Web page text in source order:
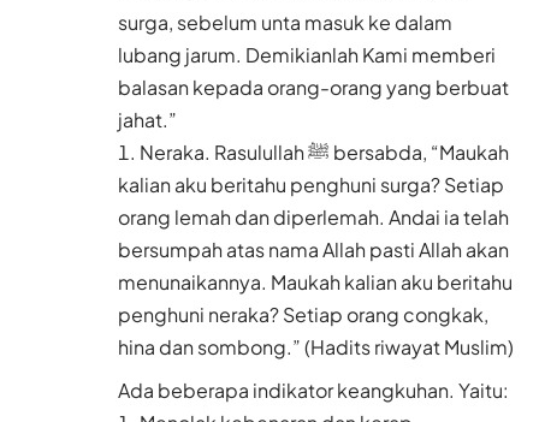
surga, sebelum unta masuk ke dalam
lubang jarum. Demikianlah Kami memberi
balasan kepada orang-orang yang berbuat
jahat.”
Neraka. Rasulullah ﷺ bersabda, “Maukah
kalian aku beritahu penghuni surga? Setiap
orang lemah dan diperlemah. Andai ia telah
bersumpah atas nama Allah pasti Allah akan
menunaikannya. Maukah kalian aku beritahu
penghuni neraka? Setiap orang congkak,
hina dan sombong.” (Hadits riwayat Muslim)
Ada beberapa indikator keangkuhan. Yaitu: